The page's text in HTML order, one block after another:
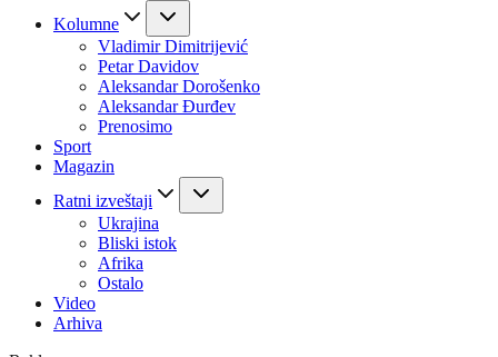
Kolumne
Vladimir Dimitrijević
Petar Davidov
Aleksandar Dorošenko
Aleksandar Đurđev
Prenosimo
Sport
Magazin
Ratni izveštaji
Ukrajina
Bliski istok
Afrika
Ostalo
Video
Arhiva